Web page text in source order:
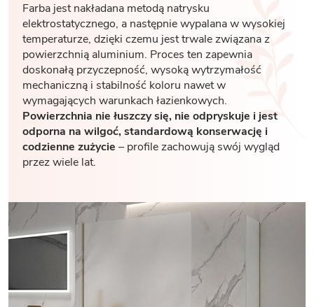
Farba jest nakładana metodą natrysku
elektrostatycznego, a następnie wypalana w wysokiej
temperaturze, dzięki czemu jest trwale związana z
powierzchnią aluminium. Proces ten zapewnia
doskonałą przyczepność, wysoką wytrzymałość
mechaniczną i stabilność koloru nawet w
wymagających warunkach łazienkowych.
Powierzchnia nie łuszczy się, nie odpryskuje i jest
odporna na wilgoć, standardową konserwację i
codzienne zużycie – profile zachowują swój wygląd
przez wiele lat.